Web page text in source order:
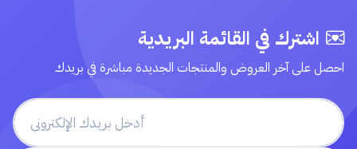
اشترك في القائمة البريدية
احصل على آخر العروض والمنتجات الجديدة مباشرة في بريدك